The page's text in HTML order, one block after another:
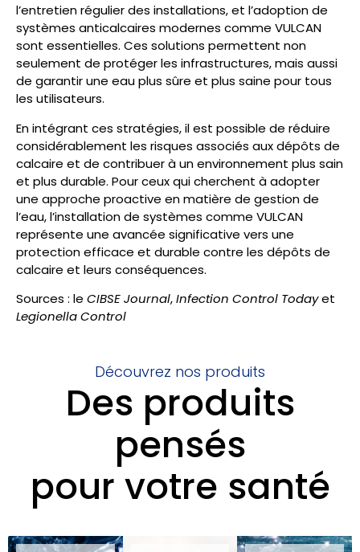
l’entretien régulier des installations, et l’adoption de
systèmes anticalcaires modernes comme VULCAN
sont essentielles. Ces solutions permettent non
seulement de protéger les infrastructures, mais aussi
de garantir une eau plus sûre et plus saine pour tous
les utilisateurs.
En intégrant ces stratégies, il est possible de réduire
considérablement les risques associés aux dépôts de
calcaire et de contribuer à un environnement plus sain
et plus durable. Pour ceux qui cherchent à adopter
une approche proactive en matière de gestion de
l’eau, l’installation de systèmes comme VULCAN
représente une avancée significative vers une
protection efficace et durable contre les dépôts de
calcaire et leurs conséquences.
Sources : le CIBSE Journal,Infection Control Todayet
Legionella Control
Découvrez nos produits
Des produits
pensés
pour votre santé